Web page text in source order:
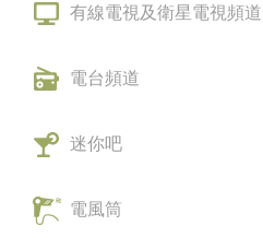
有線電視及衛星電視頻道
電台頻道
迷你吧
電風筒